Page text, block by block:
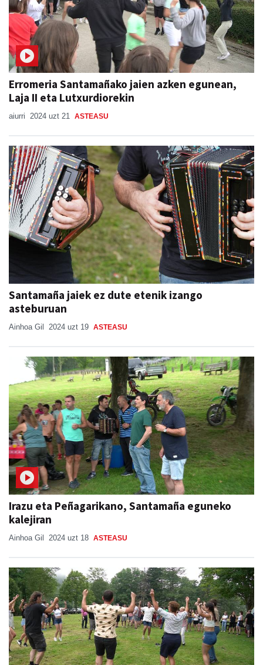
Erromeria Santamañako jaien azken egunean,
Laja II eta Lutxurdiorekin
aiurri 2024 uzt 21 ASTEASU
Santamaña jaiek ez dute etenik izango
asteburuan
Ainhoa Gil 2024 uzt 19 ASTEASU
Irazu eta Peñagarikano, Santamaña eguneko
kalejiran
Ainhoa Gil 2024 uzt 18 ASTEASU